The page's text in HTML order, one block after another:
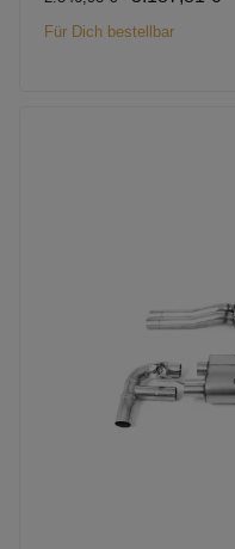
Für Dich bestellbar